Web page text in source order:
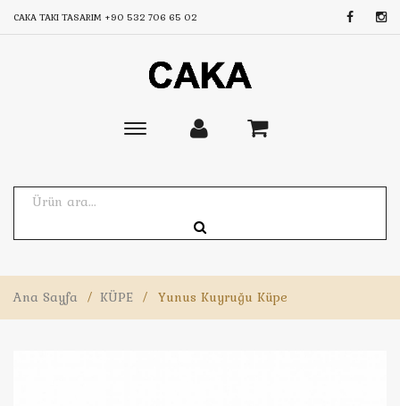
CAKA TAKI TASARIM +90 532 706 65 02
Toggle
Ana Sayfa / KÜPE / Yunus Kuyruğu Küpe